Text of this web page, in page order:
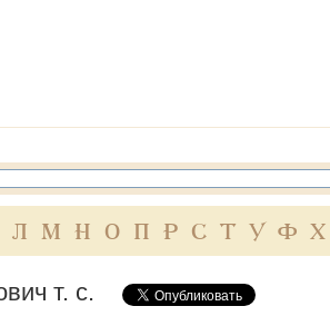
Л М Н О П Р С Т У Ф Х
т. с.